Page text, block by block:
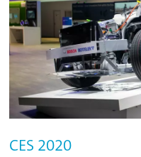
CES 2020